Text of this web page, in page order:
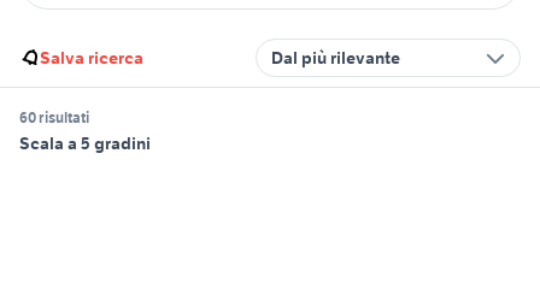
Salva ricerca Dal più rilevante
60 risultati
Scala a 5 gradini